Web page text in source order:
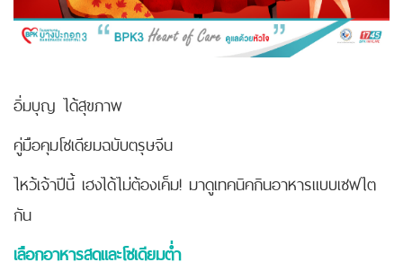
อิ่มบุญ ได้สุขภาพ
คู่มือคุมโซเดียมฉบับตรุษจีน
ไหว้เจ้าปีนี้ เฮงได้ไม่ต้องเค็ม! มาดูเทคนิคกินอาหารแบบเซฟไต
กัน
เลือกอาหารสดและโซเดียมต่ำ